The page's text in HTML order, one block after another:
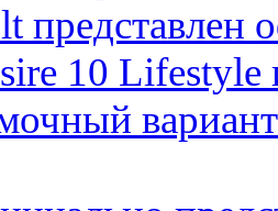
представлен
10 Lifestyle